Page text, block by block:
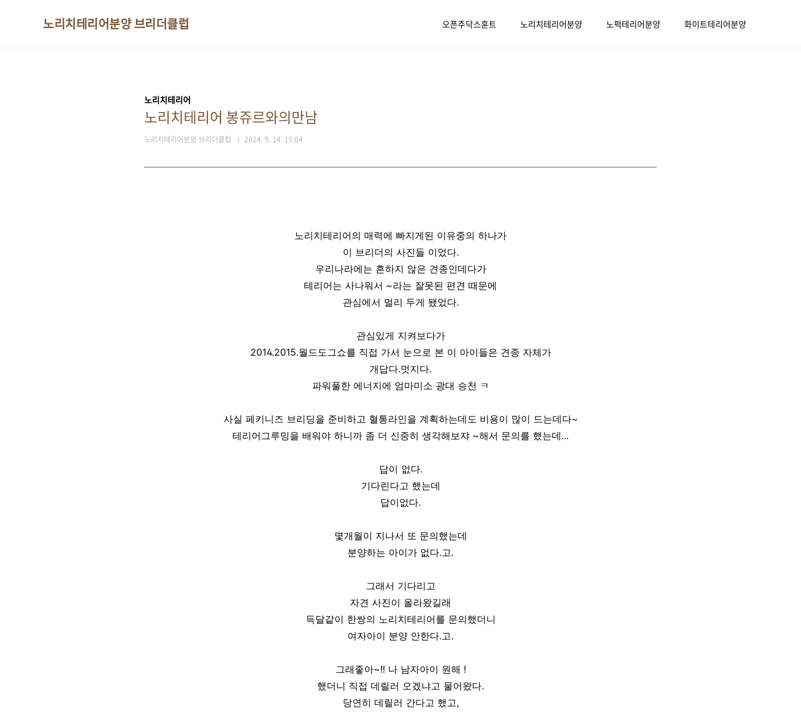
노리치테리어분양 브리더클럽 오픈주닥스훈트 노리치테리어분양 노퍽테리어분양 화이트테리어분양
노리치테리어
노리치테리어 봉쥬르와의만남
노리치테리어분양 브리더클럽 2024. 9. 14. 15:04
노리치테리어의 매력에 빠지게된 이유중의 하나가
이 브리더의 사진들 이었다.
우리나라에는 흔하지 않은 견종인데다가
테리어는 사나워서 ~라는 잘못된 편견 때문에
관심에서 멀리 두게 됐었다.
관심있게 지켜보다가
2014.2015.월드도그쇼를 직접 가서 눈으로 본 이 아이들은 견종 자체가
개답다.멋지다.
파워풀한 에너지에 엄마미소 광대 승천 ㅋ
사실 페키니즈 브리딩을 준비하고 혈통라인을 계획하는데도 비용이 많이 드는데다~
테리어그루밍을 배워야 하니까 좀 더 신중히 생각해보쟈 ~해서 문의를 했는데...
답이 없다.
기다린다고 했는데
답이없다.
몇개월이 지나서 또 문의했는데
분양하는 아이가 없다.고.
그래서 기다리고
자견 사진이 올라왔길래
득달같이 한쌍의 노리치테리어를 문의했더니
여자아이 분양 안한다.고.
그래좋아~!! 나 남자아이 원해 !
했더니 직접 데릴러 오겠냐고 물어왔다.
당연히 데릴러 간다고 했고,